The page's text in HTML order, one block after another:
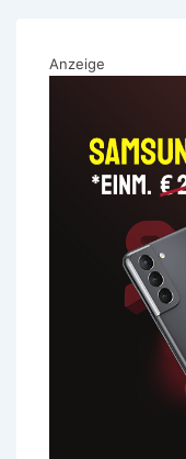
Anzeige